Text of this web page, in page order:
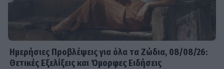
Ημερήσιες Προβλέψεις για όλα τα Ζώδια, 08/08/26:
Θετικές Εξελίξεις και Όμορφες Ειδήσεις